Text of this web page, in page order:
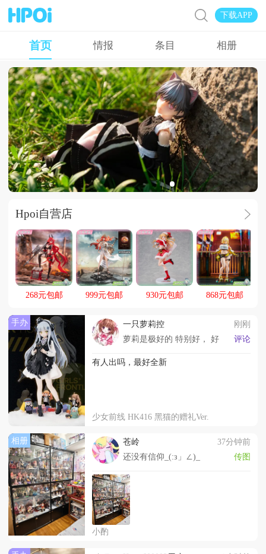
下载APP
首页 情报 条目 相册
菲奇子的新衣服
Hpoi自营店
268元包邮 999元包邮 930元包邮 868元包邮
手办 一只萝莉控
刚刚
萝莉是极好的 特别好， 好
评论
有人出吗，最好全新
少女前线 HK416 黑猫的赠礼Ver.
相册 苍岭
37分钟前
还没有信仰_(:з」∠)_
传图
小酌